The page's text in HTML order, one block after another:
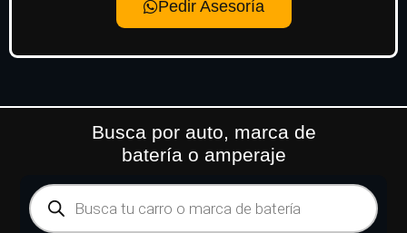
Pedir Asesoría
Busca por auto, marca de
batería o amperaje